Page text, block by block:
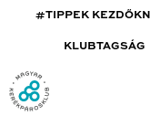
#TIPPEK
KLUBTAGSÁG